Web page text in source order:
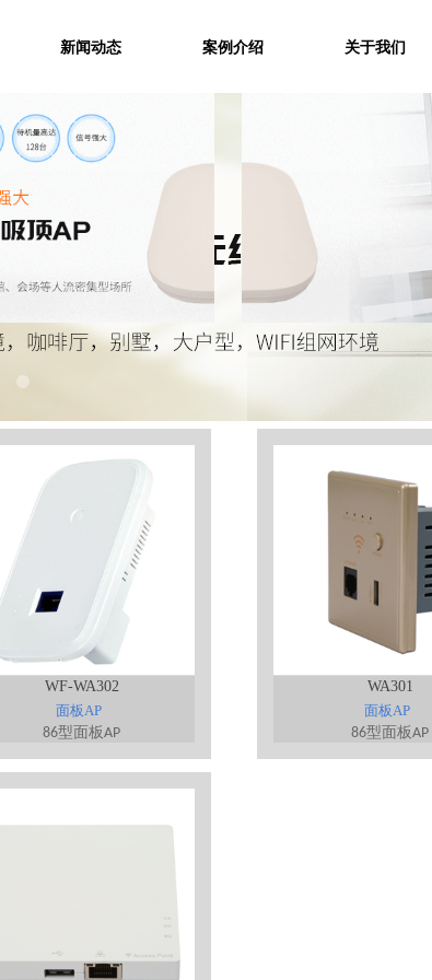
新闻动态 案例介绍 关于我们
WF-WA302
面板AP
86型面板AP
WA301
面板AP
86型面板AP